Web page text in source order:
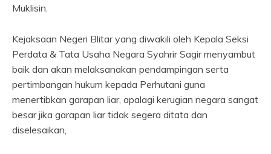
Muklisin.
Kejaksaan Negeri Blitar yang diwakili oleh Kepala Seksi
Perdata & Tata Usaha Negara Syahrir Sagir menyambut
baik dan akan melaksanakan pendampingan serta
pertimbangan hukum kepada Perhutani guna
menertibkan garapan liar, apalagi kerugian negara sangat
besar jika garapan liar tidak segera ditata dan
diselesaikan,